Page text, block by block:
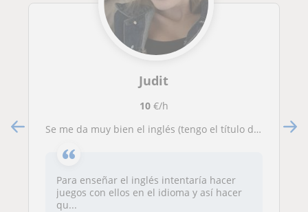
Judit
10€/h
Se me da muy bien el inglés (tengo el título de FCE), soy de Gerona y podría ayudar a esos niños más pequeños que lo necesitaran, preferiblemente que sean de primaria
Para enseñar el inglés intentaría hacer
juegos con ellos en el idioma y así hacer
qu...